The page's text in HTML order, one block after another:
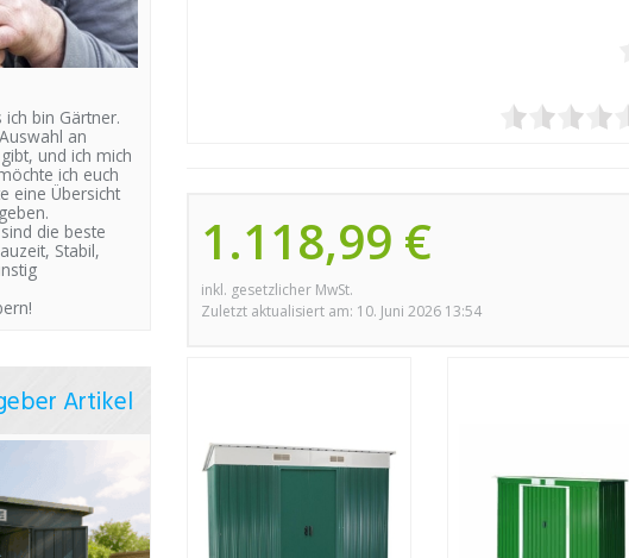
1.118,99 €
inkl. gesetzlicher MwSt.
Zuletzt aktualisiert am: 10. Juni 2026 13:54
bin Gärtner.
an
und ich mich
ich euch
eine Übersicht
die beste
Stabil,
Artikel